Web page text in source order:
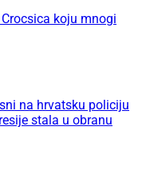
koju mnogi
na hrvatsku policiju
stala u obranu